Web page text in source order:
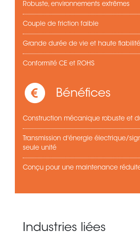
Robuste, environnements extrêmes
Couple de friction faible
Grande durée de vie et haute fiabilité
Conformité CE et ROHS
Bénéfices
Construction mécanique robuste et
Transmission d'énergie électrique/
seule unité
Conçu pour une maintenance
Industries liées